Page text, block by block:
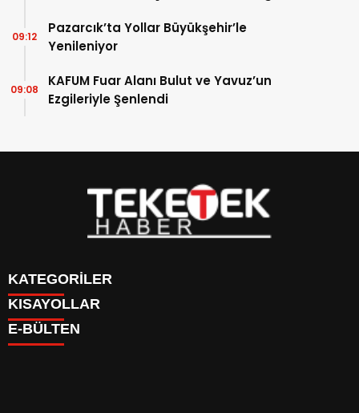
Pazarcık’ta Yollar Büyükşehir’le
Yenileniyor
09:12
KAFUM Fuar Alanı Bulut ve Yavuz’un
Ezgileriyle Şenlendi
09:08
KATEGORİLER
DÜNYA
EĞİTİM
KISAYOLLAR
BURÇLAR
E-BÜLTEN